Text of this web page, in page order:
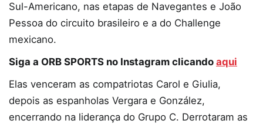
Sul-Americano, nas etapas de Navegantes e João
Pessoa do circuito brasileiro e a do Challenge
mexicano.
Siga a ORB SPORTS no Instagram clicando aqui
Elas venceram as compatriotas Carol e Giulia,
depois as espanholas Vergara e González,
encerrando na liderança do Grupo C. Derrotaram as